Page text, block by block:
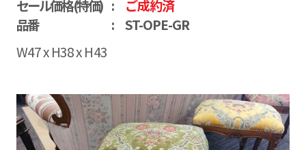
セール価格(特価)
ご成約済
品番
ST-OPE-GR
W47 x H38 x H43